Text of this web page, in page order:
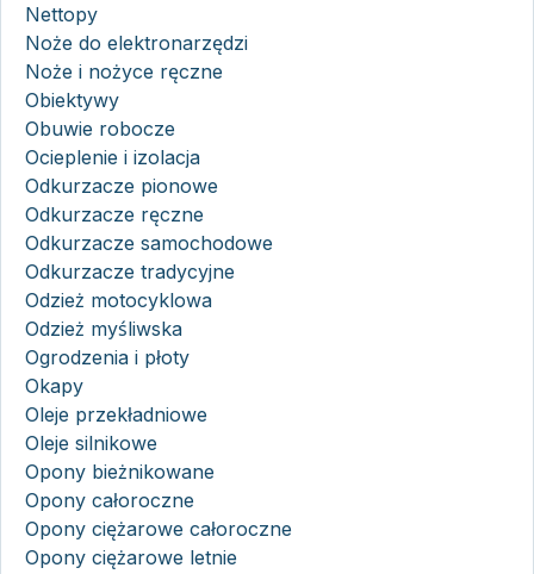
Nettopy
Noże do elektronarzędzi
Noże i nożyce ręczne
Obiektywy
Obuwie robocze
Ocieplenie i izolacja
Odkurzacze pionowe
Odkurzacze ręczne
Odkurzacze samochodowe
Odkurzacze tradycyjne
Odzież motocyklowa
Odzież myśliwska
Ogrodzenia i płoty
Okapy
Oleje przekładniowe
Oleje silnikowe
Opony bieżnikowane
Opony całoroczne
Opony ciężarowe całoroczne
Opony ciężarowe letnie